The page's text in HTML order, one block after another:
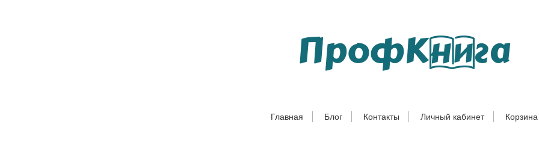
Главная Блог Контакты Личный кабинет Корзина